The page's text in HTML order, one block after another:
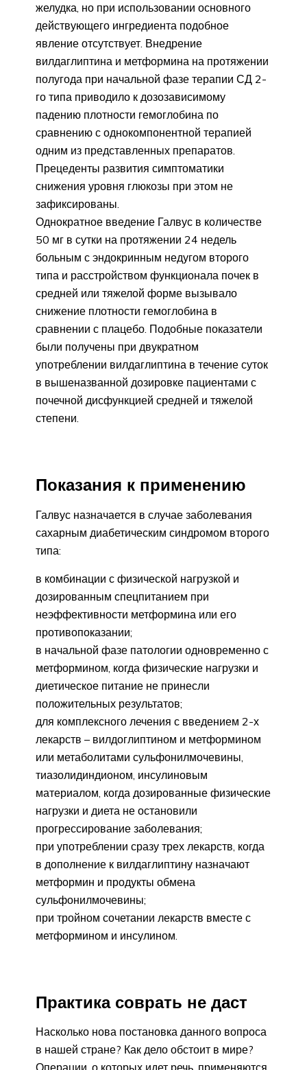
желудка, но при использовании основного
действующего ингредиента подобное
явление отсутствует. Внедрение
вилдаглиптина и метформина на протяжении
полугода при начальной фазе терапии СД 2-
го типа приводило к дозозависимому
падению плотности гемоглобина по
сравнению с однокомпонентной терапией
одним из представленных препаратов.
Прецеденты развития симптоматики
снижения уровня глюкозы при этом не
зафиксированы.
Однократное введение Галвус в количестве
50 мг в сутки на протяжении 24 недель
больным с эндокринным недугом второго
типа и расстройством функционала почек в
средней или тяжелой форме вызывало
снижение плотности гемоглобина в
сравнении с плацебо. Подобные показатели
были получены при двукратном
употреблении вилдаглиптина в течение суток
в вышеназванной дозировке пациентами с
почечной дисфункцией средней и тяжелой
степени.
Показания к применению
Галвус назначается в случае заболевания
сахарным диабетическим синдромом второго
типа:
в комбинации с физической нагрузкой и
дозированным спецпитанием при
неэффективности метформина или его
противопоказании;
в начальной фазе патологии одновременно с
метформином, когда физические нагрузки и
диетическое питание не принесли
положительных результатов;
для комплексного лечения с введением 2-х
лекарств – вилдоглиптином и метформином
или метаболитами сульфонилмочевины,
тиазолидиндионом, инсулиновым
материалом, когда дозированные физические
нагрузки и диета не остановили
прогрессирование заболевания;
при употреблении сразу трех лекарств, когда
в дополнение к вилдаглиптину назначают
метформин и продукты обмена
сульфонилмочевины;
при тройном сочетании лекарств вместе с
метформином и инсулином.
Практика соврать не даст
Насколько нова постановка данного вопроса
в нашей стране? Как дело обстоит в мире?